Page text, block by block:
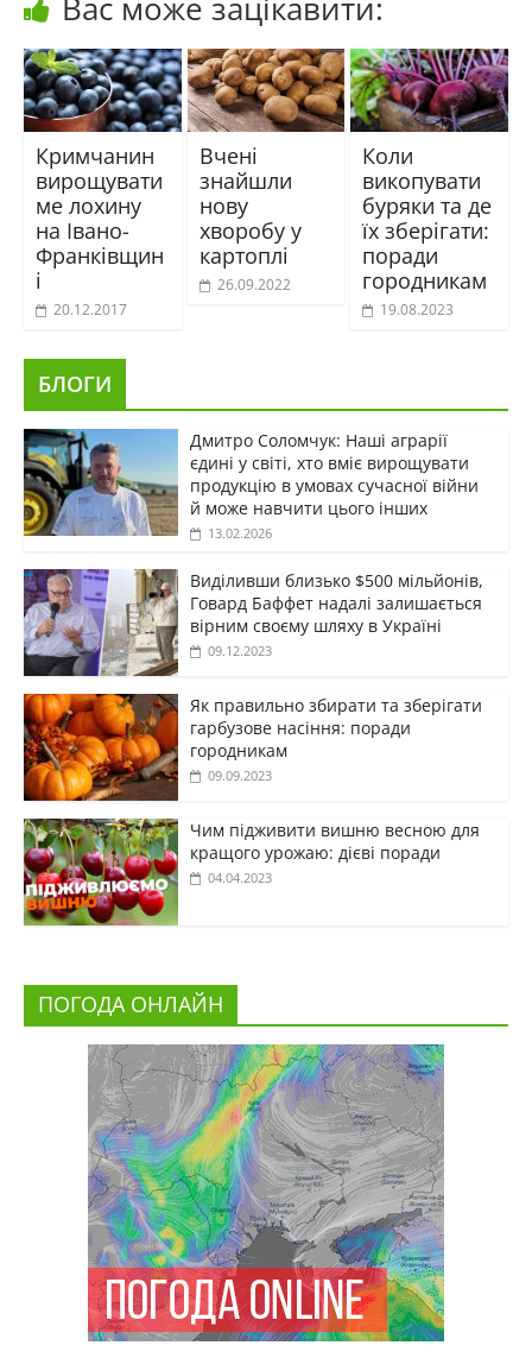
Кримчанин
вирощувати
ме лохину
на Івано-
Франківщин
і
20.12.2017
Вчені
знайшли
нову
хворобу у
картоплі
26.09.2022
Коли
викопувати
буряки та де
їх зберігати:
поради
городникам
19.08.2023
БЛОГИ
Дмитро Соломчук: Наші аграрії
єдині у світі, хто вміє вирощувати
продукцію в умовах сучасної війни
й може навчити цього інших
13.02.2026
Виділивши близько $500 мільйонів,
Говард Баффет надалі залишається
вірним своєму шляху в Україні
09.12.2023
Як правильно збирати та зберігати
гарбузове насіння: поради
городникам
09.09.2023
Чим підживити вишню весною для
кращого урожаю: дієві поради
04.04.2023
ПОГОДА ОНЛАЙН